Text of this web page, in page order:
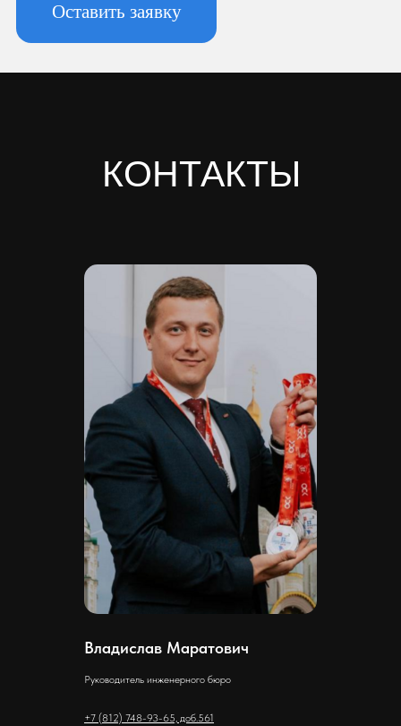
Владислав Маратович
Руководитель инженерного бюро
+7 (812) 748-93-65, доб.561
Новоизмайловское, пл. Конституции, д.
3, к. 2, литера А, помещ. 135-Н офис А-1,
комната 2
Кор/счет 30101810745374525104